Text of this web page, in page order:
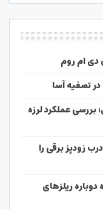
دی ام روم
تصفیه آسا
بررسی عملکرد لرزه
زودپز برقی را
ریلزهای